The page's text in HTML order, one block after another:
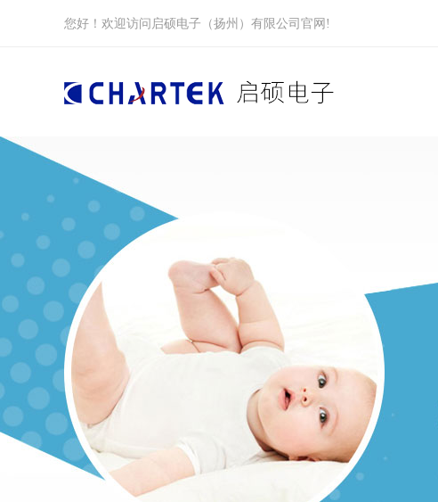
您好！欢迎访问启硕电子（扬州）有限公司官网!